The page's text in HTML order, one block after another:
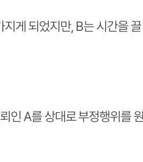
게 되었지만, B는 시간을
인 A를 상대로 부정행위를